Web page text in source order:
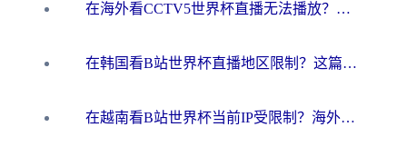
在海外看CCTV5世界杯直播无法播放？这篇指南让你和国内球迷同步呐喊
在韩国看B站世界杯直播地区限制？这篇指南让你告别“当前地区不可播放”
在越南看B站世界杯当前IP受限制？海外党体育观赛终极指南来了